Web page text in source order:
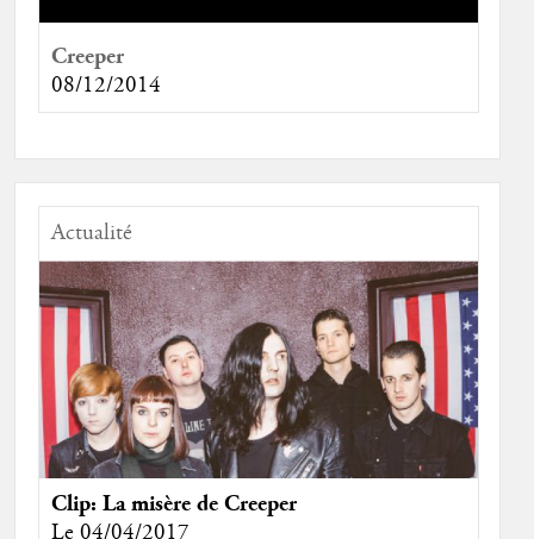
Creeper
08/12/2014
Actualité
Clip: La misère de Creeper